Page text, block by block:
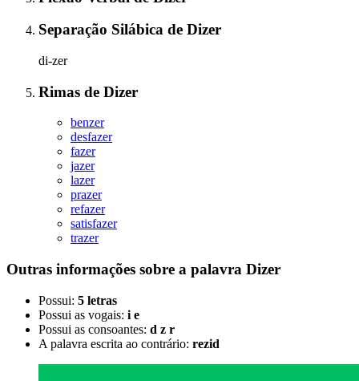
Separação Silábica de Dizer
di-zer
Rimas de Dizer
benzer
desfazer
fazer
jazer
lazer
prazer
refazer
satisfazer
trazer
Outras informações sobre a palavra Dizer
Possui: 5 letras
Possui as vogais: i e
Possui as consoantes: d z r
A palavra escrita ao contrário: rezid